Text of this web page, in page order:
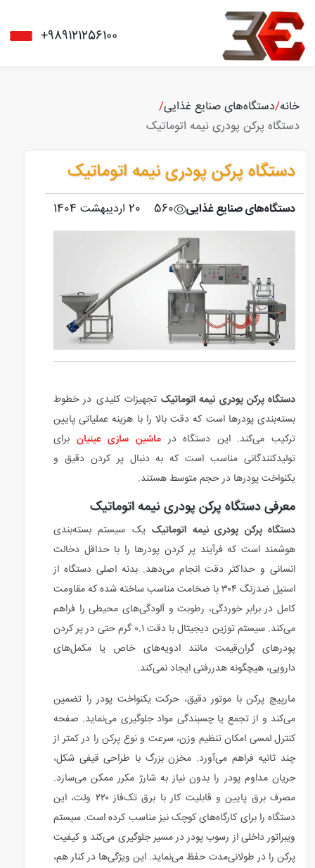
+989121256100
خانه/دستگاه‌های صنایع غذایی/
دستگاه پرکن پودری نیمه اتوماتیک
دستگاه پرکن پودری نیمه اتوماتیک
دستگاه‌های صنایع غذایی 560 20 اردیبهشت 1404
دستگاه پرکن پودری نیمه اتوماتیک تجهیزات کلیدی در خطوط
بسته‌بندی پودرها است که دقت بالا را با هزینه عملیاتی پایین
ترکیب می‌کند. این دستگاه درماشین سازی عینیان برای
تولیدکنندگانی مناسب است که به دنبال پر کردن دقیق و
یکنواخت پودرها در حجم متوسط هستند.
معرفی دستگاه پرکن پودری نیمه اتوماتیک
دستگاه پرکن پودری نیمه اتوماتیکیک سیستم بسته‌بندی
هوشمند است که فرآیند پر کردن پودرها را با حداقل دخالت
انسانی و حداکثر دقت انجام می‌دهد. بدنه اصلی دستگاه از
استیل ضدزنگ ۳۰۴ با ضخامت مناسب ساخته شده که مقاومت
کامل در برابر خوردگی، رطوبت و آلودگی‌های محیطی را فراهم
می‌کند. سیستم توزین دیجیتال با دقت ۰.۱ گرم حتی در پر کردن
پودرهای گران‌قیمت مانند ادویه‌های خاص یا مکمل‌های
دارویی، هیچگونه هدررفتی ایجاد نمی‌کند.
مارپیچ پرکن با موتور دقیق، حرکت یکنواخت پودر را تضمین
می‌کند و از تجمع یا چسبندگی مواد جلوگیری می‌نماید. صفحه
کنترل لمسی امکان تنظیم وزن، سرعت و نوع پرکن را در کمتر از
چند ثانیه فراهم می‌آورد. مخزن بزرگ با طراحی قیفی شکل،
جریان مداوم پودر را بدون نیاز به شارژ مکرر ممکن می‌سازد.
مصرف برق پایین و قابلیت کار با برق تک‌فاز ۲۲۰ ولت، این
دستگاه را برای کارگاه‌های کوچک نیز مناسب کرده است. سیستم
ویبراتور داخلی از رسوب پودر در مسیر جلوگیری می‌کند و کیفیت
پرکن را در طولانی‌مدت حفظ می‌نماید. این ویژگی‌ها در کنار هم،